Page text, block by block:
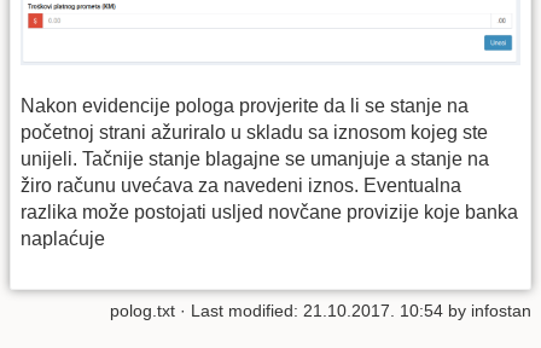
Nakon evidencije pologa provjerite da li se stanje na
početnoj strani ažuriralo u skladu sa iznosom kojeg ste
unijeli. Tačnije stanje blagajne se umanjuje a stanje na
žiro računu uvećava za navedeni iznos. Eventualna
razlika može postojati usljed novčane provizije koje banka
naplaćuje
polog.txt · Last modified: 21.10.2017. 10:54 by infostan